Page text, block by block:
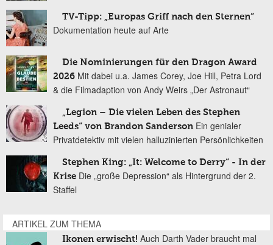
TV-Tipp: „Europas Griff nach den Sternen“
Dokumentation heute auf Arte
Die Nominierungen für den Dragon Award
2026 Mit dabei u.a. James Corey, Joe Hill, Petra Lord
& die Filmadaption von Andy Weirs „Der Astronaut“
„Legion – Die vielen Leben des Stephen
Leeds“ von Brandon Sanderson Ein genialer
Privatdetektiv mit vielen halluzinierten Persönlichkeiten
Stephen King: „It: Welcome to Derry“ - In der
Krise Die „große Depression“ als Hintergrund der 2.
Staffel
ARTIKEL ZUM THEMA
Ikonen erwischt! Auch Darth Vader braucht mal